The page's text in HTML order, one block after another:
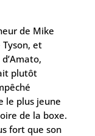
de Mike
et
plutôt
le plus jeune
de la boxe.
fort que son